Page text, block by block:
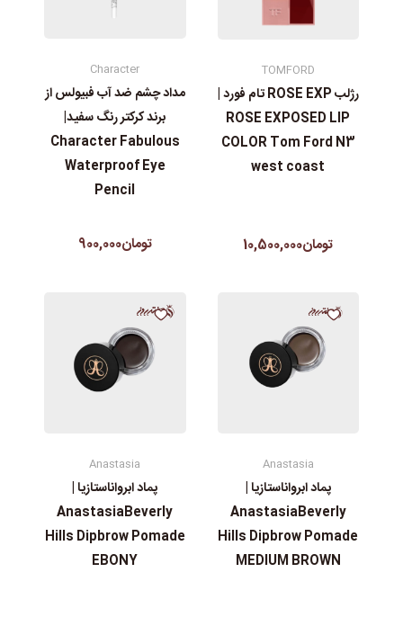
TOMFORD
رژلب ROSE EXP تام فورد |
ROSE EXPOSED LIP
COLOR Tom Ford N3
west coast
تومان10,500,000
Character
مداد چشم ضد آب فبیولس از
برند کرکتر رنگ سفید|
Character Fabulous
Waterproof Eye
Pencil
تومان900,000
Anastasia
پماد ابرواناستازیا |
AnastasiaBeverly
Hills Dipbrow Pomade
MEDIUM BROWN
Anastasia
پماد ابرواناستازیا |
AnastasiaBeverly
Hills Dipbrow Pomade
EBONY